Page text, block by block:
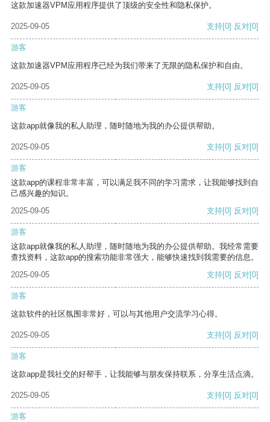
这款加速器VPM应用程序提供了顶级的安全性和隐私保护。
2025-09-05 支持[0] 反对[0]
游客
这款加速器VPM应用程序已经为我们带来了无限的隐私保护和自由。
2025-09-05 支持[0] 反对[0]
游客
这款app就像我的私人助理，随时随地为我的办公提供帮助。
2025-09-05 支持[0] 反对[0]
游客
这款app的课程非常丰富，可以满足我不同的学习需求，让我能够找到自
己感兴趣的知识。
2025-09-05
支持[0] 反对[0]
游客
这款app就像我的私人助理，随时随地为我的办公提供帮助。我经常需要
查找资料，这款app的搜索功能非常强大，能够快速找到我需要的信息。
2025-09-05
支持[0] 反对[0]
游客
这款软件的社区氛围非常好，可以与其他用户交流学习心得。
2025-09-05 支持[0] 反对[0]
游客
这款app是我社交的好帮手，让我能够与朋友保持联系，分享生活点滴。
2025-09-05 支持[0] 反对[0]
游客